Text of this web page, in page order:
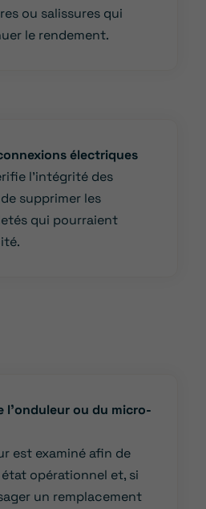
ou salissures qui
le rendement.
électriques
l’intégrité des
supprimer les
qui pourraient
l’onduleur ou du micro-
est examiné afin de
état opérationnel et, si
un remplacement